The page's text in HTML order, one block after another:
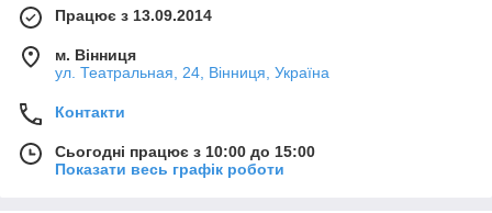
Працює з 13.09.2014
м. Вінниця
ул. Театральная, 24, Вінниця, Україна
Контакти
Сьогодні працює з 10:00 до 15:00
Показати весь графік роботи